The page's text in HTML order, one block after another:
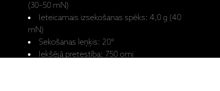
(30–50 mN)
Ieteicamais izsekošanas spēks: 4,0 g (40
mN)
Sekošanas leņķis: 20°
Iekšējā pretestība: 750 omi